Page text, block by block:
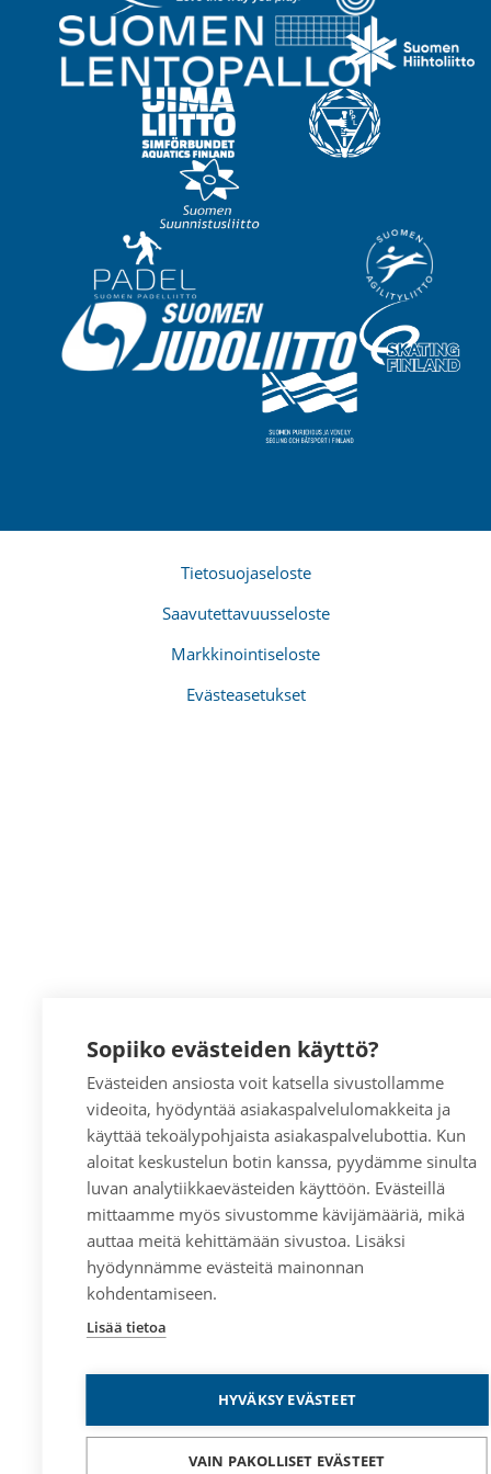
Sopiiko evästeiden käyttö?
Evästeiden ansiosta voit katsella sivustollamme
videoita, hyödyntää asiakaspalvelulomakkeita ja
käyttää tekoälypohjaista asiakaspalvelubottia. Kun
aloitat keskustelun botin kanssa, pyydämme sinulta
luvan analytiikkaevästeiden käyttöön. Evästeillä
mittaamme myös sivustomme kävijämääriä, mikä
auttaa meitä kehittämään sivustoa. Lisäksi
hyödynnämme evästeitä mainonnan
kohdentamiseen.
Lisää tietoa
HYVÄKSY EVÄSTEET
VAIN PAKOLLISET EVÄSTEET
Tietosuojaseloste
Saavutettavuusseloste
Markkinointiseloste
Evästeasetukset